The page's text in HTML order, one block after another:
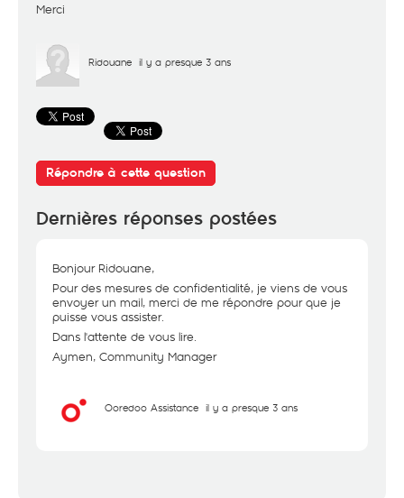
Merci
Ridouane il y a presque 3 ans
Répondre à cette question
Dernières réponses postées
Bonjour Ridouane,
Pour des mesures de confidentialité, je viens de vous
envoyer un mail, merci de me répondre pour que je
puisse vous assister.
Dans l'attente de vous lire.
Aymen, Community Manager
Ooredoo Assistance il y a presque 3 ans